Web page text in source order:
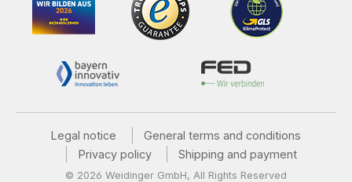
Legal notice
General terms and conditions
Privacy policy
Shipping and payment
© 2026 Weidinger GmbH, All Rights Reserved